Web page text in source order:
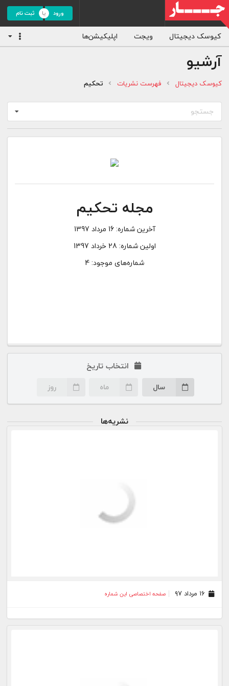
ورود ثبت نام
کیوسک دیجیتال ویجت اپلیکیشن‌ها
آرشیو
کیوسک دیجیتال فهرست نشریات تحکیم
جستجو
مجله تحکیم
آخرین شماره:16 مرداد 1397
اولین شماره: 28 خرداد 1397
شماره‌های موجود: 4
انتخاب تاریخ
سال ماه روز
نشریه‌ها
صفحه اختصاصی این شماره